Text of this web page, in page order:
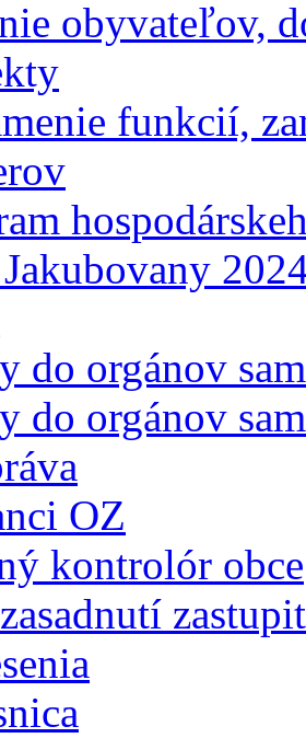
obyvateľov,
funkcií,
do orgánov
do orgánov
OZ
kontrolór obce